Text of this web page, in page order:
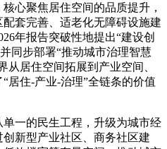
聚焦居住空间的品质提升，
套完善、适老化无障碍设施建
年报告突破性地提出“建设创
同步部署“推动城市治理智慧
从居住空间拓展到产业空间、
居住-产业-治理”全链条的价值
一的民生工程，升级为城市经
新型产业社区、商务社区建